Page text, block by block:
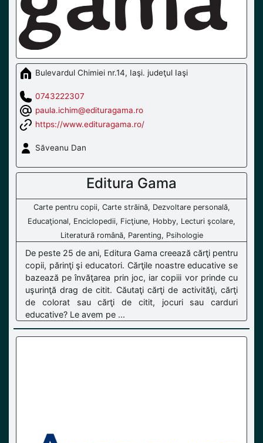
Bulevardul Chimiei nr.14, Iaşi. judeţul Iaşi
0743222307
paula.ichim@edituragama.ro
https://www.edituragama.ro/
Săveanu Dan
Editura Gama
Carte pentru copii, Carte străină, Dezvoltare personală,
Educaţional, Enciclopedii, Ficţiune, Hobby, Lecturi şcolare,
Literatură română, Parenting, Psihologie
De peste 25 de ani, Editura Gama creează cărţi pentru
copii, părinţi şi educatori. Cărţile noastre educative se
bazează pe învăţarea prin joc, iar copiii vor prinde cu
uşurinţă drag de citit. Căutaţi cărţi de activităţi, cărţi
de colorat sau cărţi de citit, jocuri sau carduri
educative? Le avem pe ...